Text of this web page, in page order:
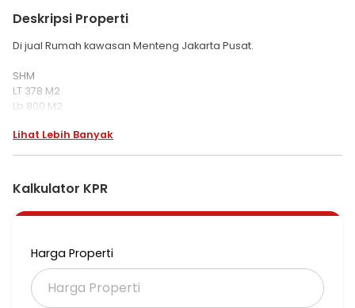
Deskripsi Properti
Di jual Rumah kawasan Menteng Jakarta Pusat.
SHM
LT 378 M2
Lb 800 M2
KM 6 + 1
Listrik 11.000 watt
Air JetPump sumur bor
Lift
Pintu jati
Pintu pagar otomatis
Garasi 4 mobil
Carport 2 mobil
Lihat Lebih Banyak
Kalkulator KPR
Harga Properti